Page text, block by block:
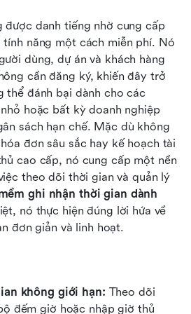
danh tiếng nhờ cung cấp
năng một cách miễn phí. Nó
dùng, dự án và khách hàng
cần đăng ký, khiến đây trở
thể đánh bại dành cho các
hoặc bất kỳ doanh nghiệp
sách hạn chế. Mặc dù không
đơn sâu sắc hay kế hoạch tài
cao cấp, nó cung cấp một nền
theo dõi thời gian và quản lý
ghi nhận thời gian dành
nó thực hiện đúng lời hứa về
đơn giản và linh hoạt.
không giới hạn: Theo dõi
đếm giờ hoặc nhập giờ thủ